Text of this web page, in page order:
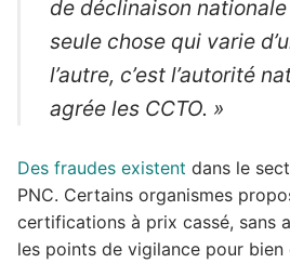
de déclinaison
seule chose qui varie
l’autre, c’est l’autorité
agrée les CCTO. »
Des fraudes existent dans le
PNC. Certains organismes
certifications à prix cassé, sans
les points de vigilance pour